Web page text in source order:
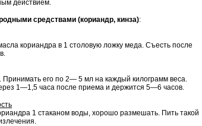
действием.
средствами (кориандр, кинза):
кориандра в 1 столовую ложку меда. Съесть после
Принимать его по 2— 5 мл на каждый килограмм веса.
1—1,5 часа после приема и держится 5—6 часов.
1 стаканом воды, хорошо размешать. Пить такой